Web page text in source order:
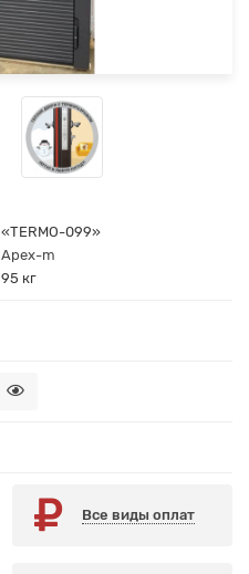
«TERMO-099»
Apex-m
95 кг
Все виды оплат